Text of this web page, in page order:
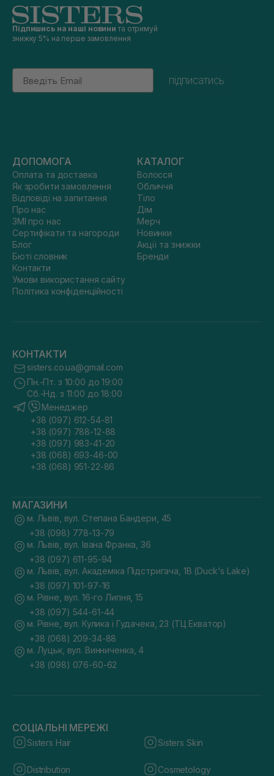
Підпишись на наші новини та отримуй
знижку 5% на перше замовлення
Email
підписатись
ДОПОМОГА
Оплата та доставка
Як зробити замовлення
Відповіді на запитання
Про нас
ЗМІ про нас
Сертифікати та нагороди
Блог
Бюті словник
Контакти
Умови використання сайту
Політика конфіденційності
КАТАЛОГ
Волосся
Обличчя
Тіло
Дім
Мерч
Новинки
Акції та знижки
Бренди
КОНТАКТИ
sisters.co.ua@gmail.com
Пн.-Пт. з 10:00 до 19:00
Сб.-Нд. з 11:00 до 18:00
Менеджер
+38 (097) 612-54-81
+38 (097) 788-12-88
+38 (097) 983-41-20
+38 (068) 693-46-00
+38 (068) 951-22-86
МАГАЗИНИ
м. Львів, вул. Степана Бандери, 45
+38 (098) 778-13-79
м. Львів, вул. Івана Франка, 36
+38 (097) 611-95-94
м. Львів, вул. Академіка Підстригача, 1В (Duck's Lake)
+38 (097) 101-97-16
м. Рівне, вул. 16-го Липня, 15
+38 (097) 544-61-44
м. Рівне, вул. Кулика і Гудачека, 23 (ТЦ Екватор)
+38 (068) 209-34-88
м. Луцьк, вул. Винниченка, 4
+38 (098) 076-60-62
СОЦІАЛЬНІ МЕРЕЖІ
Sisters Hair Sisters Skin
Distribution Cosmetology